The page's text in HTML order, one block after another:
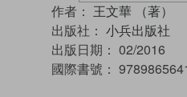
作者： 王文華 （著）
出版社： 小兵出版社
出版日期： 02/2016
國際書號：